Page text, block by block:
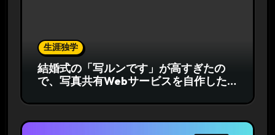
生涯独学
結婚式の「写ルンです」が高すぎたの
で、写真共有Webサービスを自作した